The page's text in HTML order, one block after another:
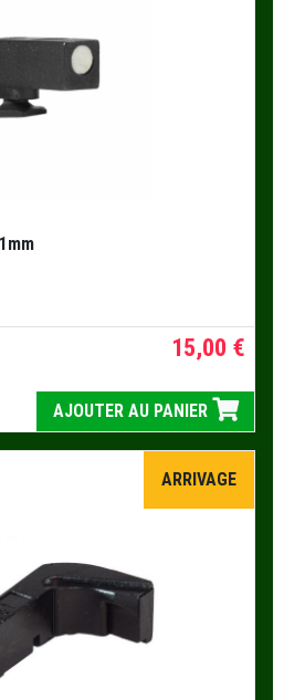
15,00 €
AJOUTER AU PANIER
ARRIVAGE